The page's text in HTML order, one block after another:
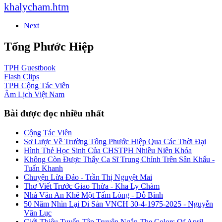
khalycham.htm
Next
Tống Phước Hiệp
TPH Guestbook
Flash Clips
TPH Cộng Tác Viên
Âm Lịch Việt Nam
Bài được đọc nhiều nhất
Cộng Tác Viên
Sơ Lược Về Trường Tống Phước Hiệp Qua Các Thời Đại
Hình Thẻ Học Sinh Của CHSTPH Nhiều Niên Khóa
Không Còn Được Thấy Ca Sĩ Trung Chỉnh Trên Sân Khấu -
Tuấn Khanh
Chuyện Lừa Đảo - Trần Thị Nguyệt Mai
Thơ Viết Trước Giao Thừa - Kha Ly Chàm
Nhà Văn An Khê Một Tấm Lòng - Đỗ Bình
50 Năm Nhìn Lại Di Sản VNCH 30-4-1975-2025 - Nguyễn
Văn Lục